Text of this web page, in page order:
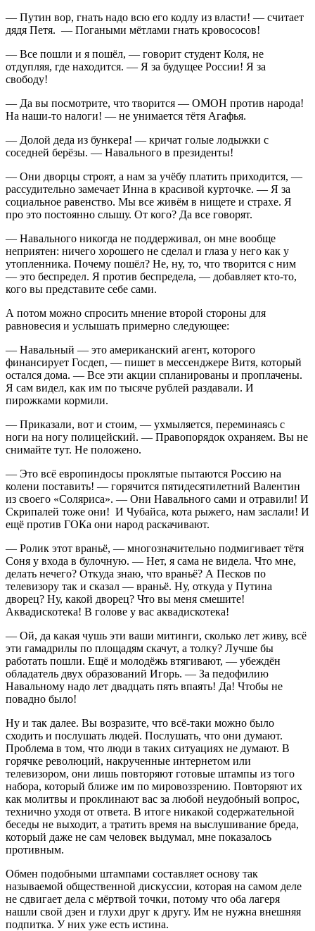
— Путин вор, гнать надо всю его кодлу из власти! — считает
дядя Петя. — Погаными мётлами гнать кровососов!
— Все пошли и я пошёл, — говорит студент Коля, не
отдупляя, где находится. — Я за будущее России! Я за
свободу!
— Да вы посмотрите, что творится — ОМОН против народа!
На наши-то налоги! — не унимается тётя Агафья.
— Долой деда из бункера! — кричат голые лодыжки с
соседней берёзы. — Навального в президенты!
— Они дворцы строят, а нам за учёбу платить приходится, —
рассудительно замечает Инна в красивой курточке. — Я за
социальное равенство. Мы все живём в нищете и страхе. Я
про это постоянно слышу. От кого? Да все говорят.
— Навального никогда не поддерживал, он мне вообще
неприятен: ничего хорошего не сделал и глаза у него как у
утопленника. Почему пошёл? Не, ну, то, что творится с ним
— это беспредел. Я против беспредела, — добавляет кто-то,
кого вы представите себе сами.
А потом можно спросить мнение второй стороны для
равновесия и услышать примерно следующее:
— Навальный — это американский агент, которого
финансирует Госдеп, — пишет в мессенджере Витя, который
остался дома. — Все эти акции спланированы и проплачены.
Я сам видел, как им по тысяче рублей раздавали. И
пирожками кормили.
— Приказали, вот и стоим, — ухмыляется, переминаясь с
ноги на ногу полицейский. — Правопорядок охраняем. Вы не
снимайте тут. Не положено.
— Это всё европиндосы проклятые пытаются Россию на
колени поставить! — горячится пятидесятилетний Валентин
из своего «Соляриса». — Они Навального сами и отравили! И
Скрипалей тоже они! И Чубайса, кота рыжего, нам заслали! И
ещё против ГОКа они народ раскачивают.
— Ролик этот враньё, — многозначительно подмигивает тётя
Соня у входа в булочную. — Нет, я сама не видела. Что мне,
делать нечего? Откуда знаю, что враньё? А Песков по
телевизору так и сказал — враньё. Ну, откуда у Путина
дворец? Ну, какой дворец? Что вы меня смешите!
Аквадискотека! В голове у вас аквадискотека!
— Ой, да какая чушь эти ваши митинги, сколько лет живу, всё
эти гамадрилы по площадям скачут, а толку? Лучше бы
работать пошли. Ещё и молодёжь втягивают, — убеждён
обладатель двух образований Игорь. — За педофилию
Навальному надо лет двадцать пять впаять! Да! Чтобы не
повадно было!
Ну и так далее. Вы возразите, что всё-таки можно было
сходить и послушать людей. Послушать, что они думают.
Проблема в том, что люди в таких ситуациях не думают. В
горячке революций, накрученные интернетом или
телевизором, они лишь повторяют готовые штампы из того
набора, который ближе им по мировоззрению. Повторяют их
как молитвы и проклинают вас за любой неудобный вопрос,
технично уходя от ответа. В итоге никакой содержательной
беседы не выходит, а тратить время на выслушивание бреда,
который даже не сам человек выдумал, мне показалось
противным.
Обмен подобными штампами составляет основу так
называемой общественной дискуссии, которая на самом деле
не сдвигает дела с мёртвой точки, потому что оба лагеря
нашли свой дзен и глухи друг к другу. Им не нужна внешняя
подпитка. У них уже есть истина.